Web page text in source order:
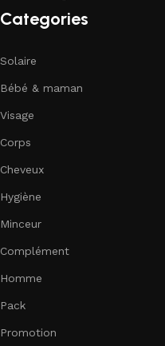
Categories
Solaire
Bébé & maman
Visage
Corps
Cheveux
Hygiène
Minceur
Complément
Homme
Pack
Promotion